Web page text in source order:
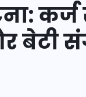
कर्ज
बेटी